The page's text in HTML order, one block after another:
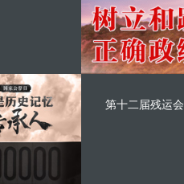
第十二届残运会